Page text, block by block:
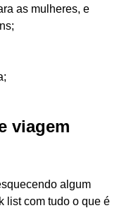
as mulheres, e
viagem
algum
list com tudo o que é